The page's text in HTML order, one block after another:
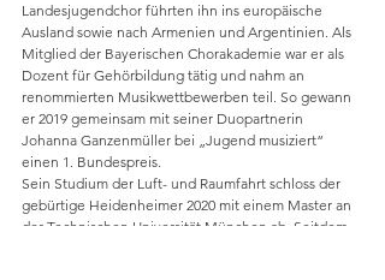
Landesjugendchor führten ihn ins europäische
Ausland sowie nach Armenien und Argentinien. Als
Mitglied der Bayerischen Chorakademie war er als
Dozent für Gehörbildung tätig und nahm an
renommierten Musikwettbewerben teil. So gewann
er 2019 gemeinsam mit seiner Duopartnerin
Johanna Ganzenmüller bei „Jugend musiziert“
einen 1. Bundespreis.
Sein Studium der Luft- und Raumfahrt schloss der
gebürtige Heidenheimer 2020 mit einem Master an
der Technischen Universität München ab. Seitdem